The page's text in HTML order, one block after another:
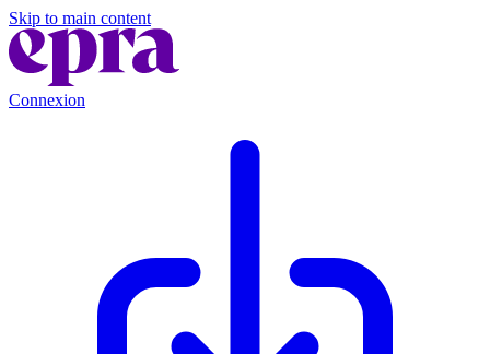
Skip to main content
Connexion